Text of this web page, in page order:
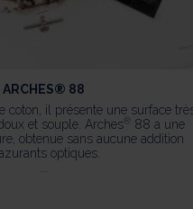
ARCHES® 88
coton, il présente une surface
et souple. Arches ®
88 a une
obtenue sans aucune addition
optiques.